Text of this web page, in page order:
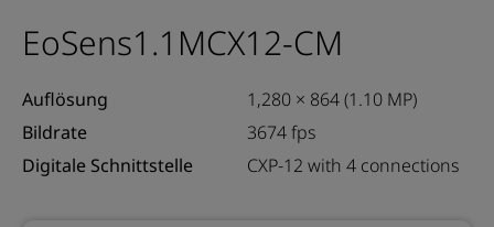
EoSens1.1MCX12-CM
Auflösung
1,280 × 864 (1.10 MP)
Bildrate
3674 fps
Digitale Schnittstelle
CXP-12 with 4 connections